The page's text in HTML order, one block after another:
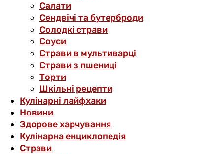
Салати
Сендвічі та бутерброди
Солодкі страви
Соуси
Страви в мультиварці
Страви з пшениці
Торти
Шкільні рецепти
Кулінарні лайфхаки
Новини
Здорове харчування
Кулінарна енциклопедія
Страви